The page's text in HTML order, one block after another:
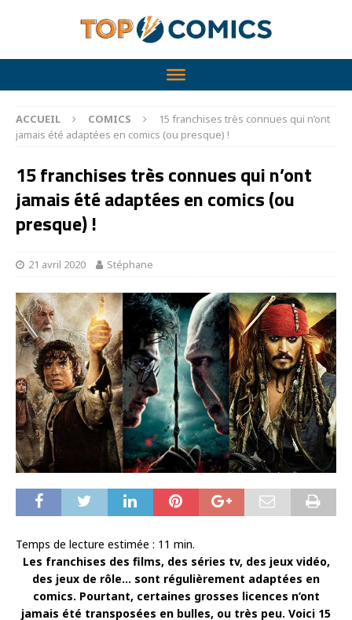
ACCUEIL COMICS
15 franchises très connues qui n’ont
jamais été adaptées en comics (ou presque) !
15 franchises très connues qui n’ont
jamais été adaptées en comics (ou
presque) !
21 avril 2020 Stéphane
Temps de lecture estimée : 11 min.
Les franchises des films, des séries tv, des jeux vidéo,
des jeux de rôle… sont régulièrement adaptées en
comics. Pourtant, certaines grosses licences n’ont
jamais été transposées en bulles, ou très peu. Voici 15